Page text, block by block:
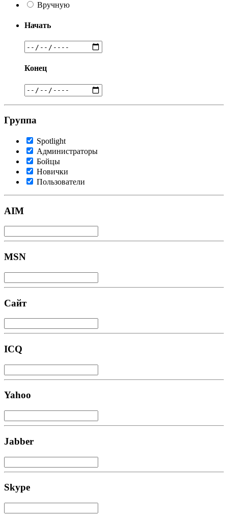
Вручную
Начать
Конец
Группа
Spotlight
Администраторы
Бойцы
Новички
Пользователи
AIM
MSN
Сайт
ICQ
Yahoo
Jabber
Skype